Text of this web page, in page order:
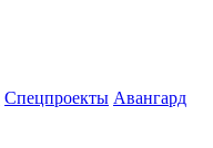
Спецпроекты Авангард